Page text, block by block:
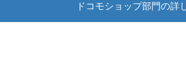
ドコモショップ部門の詳